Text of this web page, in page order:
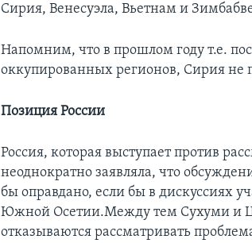
Сирия, Венесуэла, Вьетнам и
Напомним, что в прошлом году т.е.
оккупированных регионов, Сирия не
Позиция России
Россия, которая выступает против
неоднократно заявляла, что
бы оправдано, если бы в дискуссиях
Южной Осетии.Между тем Сухуми и
отказываются рассматривать